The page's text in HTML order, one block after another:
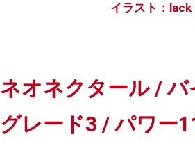
イラスト：lack
ネオネクタール /
グレード3 / パワー